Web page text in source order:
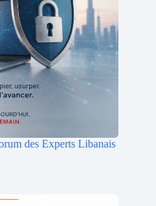
des Experts Libanais